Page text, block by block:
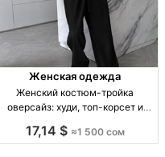
Женская одежда
Женский костюм-тройка
оверсайз: худи, топ-корсет и
костюм-тройка oversize: худи на
17,14 $ ≈1 500 сом